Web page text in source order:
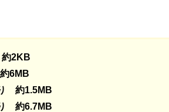
2KB
6MB
約1.5MB
約6.7MB